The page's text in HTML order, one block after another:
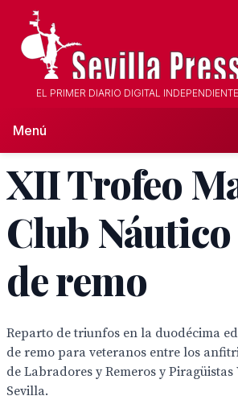
EL PRIMER DIARIO DIGITAL
Menú
XII Trofeo
Club
de remo
Reparto de triunfos en la duodécima
de remo para veteranos entre los
de Labradores y Remeros y Piragüistas
Sevilla.